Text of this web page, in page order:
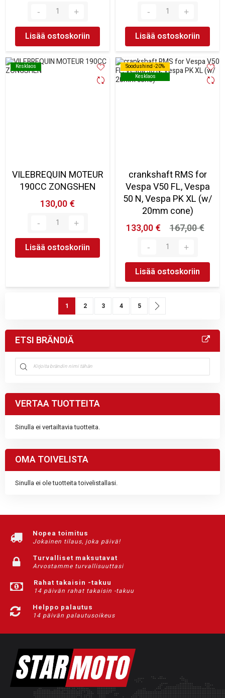
Lisää ostoskoriin Lisää ostoskoriin
Kesklaos
Kesklaos
VILEBREQUIN MOTEUR
190CC ZONGSHEN
130,00 €
Lisää ostoskoriin
Soodushind -20%
Kesklaos
Soodushind -20%
Kesklaos
crankshaft RMS for
Vespa V50 FL, Vespa
50 N, Vespa PK XL (w/
20mm cone)
133,00 €
167,00 €
Lisää ostoskoriin
SivuYou're currently reading page
1 Sivu
2 Sivu
3 Sivu
4 Sivu
5
ETSI BRÄNDIÄ
VERTAA TUOTTEITA
Sinulla ei vertailtavia tuotteita.
OMA TOIVELISTA
Sinulla ei ole tuotteita toivelistallasi.
Nopea toimitus
Jokainen tilaus, joka päivä!
Turvalliset maksutavat
Arvostamme turvallisuuttasi
Rahat takaisin -takuu
14 päivän rahat takaisin -takuu
Helppo palautus
14 päivän palautusoikeus